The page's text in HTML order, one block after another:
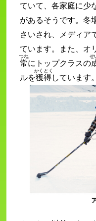
ていて、各家庭に少
があるそうです。冬
さいされ、メディア
ています。また、オ
常
つね
にトップクラスの
せ
ルを獲得
かくとく
しています。